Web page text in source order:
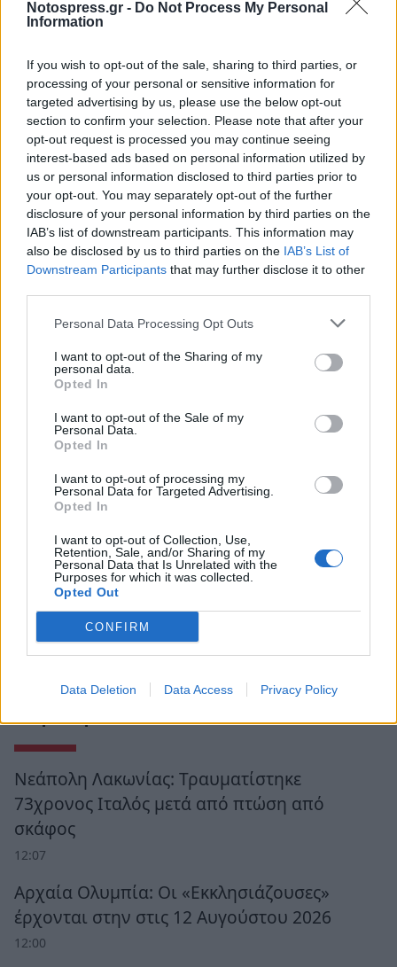
Notospress.gr - Do Not Process My Personal
Information
If you wish to opt-out of the sale, sharing to third parties, or
processing of your personal or sensitive information for
targeted advertising by us, please use the below opt-out
section to confirm your selection. Please note that after your
opt-out request is processed you may continue seeing
interest-based ads based on personal information utilized by
us or personal information disclosed to third parties prior to
your opt-out. You may separately opt-out of the further
disclosure of your personal information by third parties on the
IAB’s list of downstream participants. This information may
also be disclosed by us to third parties on the IAB’s List of
Downstream Participants that may further disclose it to other
Personal Data Processing Opt Outs
I want to opt-out of the Sharing of my
personal data.
Opted In
I want to opt-out of the Sale of my
Personal Data.
Opted In
I want to opt-out of processing my
Personal Data for Targeted Advertising.
Opted In
I want to opt-out of Collection, Use,
Retention, Sale, and/or Sharing of my
Personal Data that Is Unrelated with the
Purposes for which it was collected.
Opted Out
CONFIRM
Data Deletion Data Access Privacy Policy
Μονεμβασίας.
Ροή Ειδήσεων
Νεάπολη Λακωνίας: Τραυματίστηκε
73χρονος Ιταλός μετά από πτώση από
σκάφος
12:07
Αρχαία Ολυμπία: Οι «Εκκλησιάζουσες»
έρχονται στην στις 12 Αυγούστου 2026
12:00